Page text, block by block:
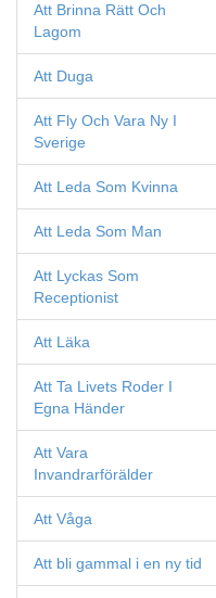
Att Brinna Rätt Och
Lagom
Att Duga
Att Fly Och Vara Ny I
Sverige
Att Leda Som Kvinna
Att Leda Som Man
Att Lyckas Som
Receptionist
Att Läka
Att Ta Livets Roder I
Egna Händer
Att Vara
Invandrarförälder
Att Våga
Att bli gammal i en ny tid